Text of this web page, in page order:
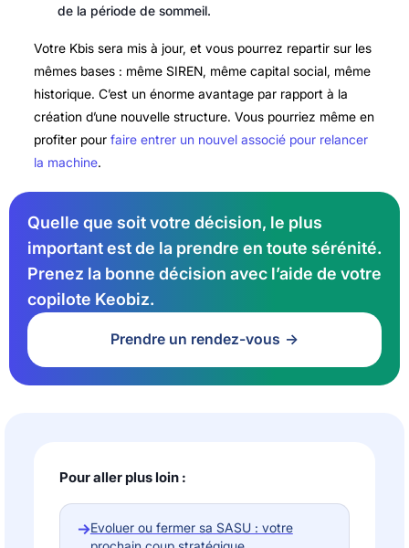
de la période de sommeil.
Votre Kbis sera mis à jour, et vous pourrez repartir sur les
mêmes bases : même SIREN, même capital social, même
historique. C’est un énorme avantage par rapport à la
création d’une nouvelle structure. Vous pourriez même en
profiter pour faire entrer un nouvel associé pour relancer
la machine.
Quelle que soit votre décision, le plus
important est de la prendre en toute sérénité.
Prenez la bonne décision avec l’aide de votre
copilote Keobiz.
Prendre un rendez-vous
Pour aller plus loin :
→Evoluer ou fermer sa SASU : votre